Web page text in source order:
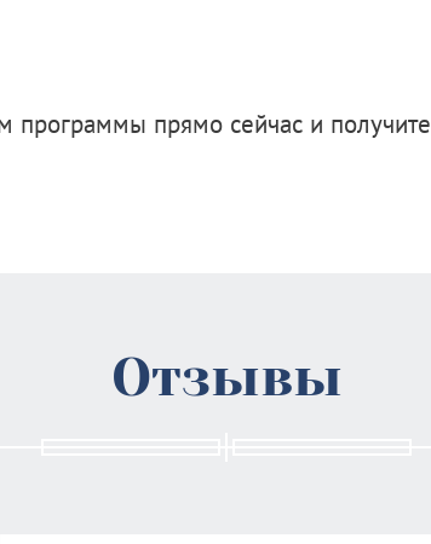
программы прямо сейчас и получите
Отзывы